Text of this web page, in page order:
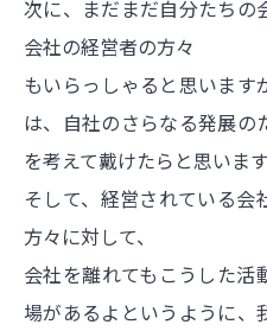
次に、まだまだ自分たちの
会社の経営者の方々
もいらっしゃると思います
は、自社のさらなる発展の
を考えて戴けたらと思います
そして、経営されている
方々に対して、
会社を離れてもこうした活
場があるよというように、